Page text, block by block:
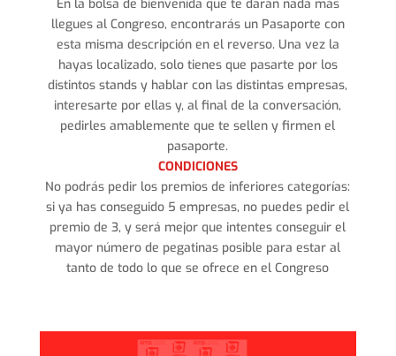
En la bolsa de bienvenida que te darán nada más
llegues al Congreso, encontrarás un Pasaporte con
esta misma descripción en el reverso. Una vez la
hayas localizado, solo tienes que pasarte por los
distintos stands y hablar con las distintas empresas,
interesarte por ellas y, al final de la conversación,
pedirles amablemente que te sellen y firmen el
pasaporte.
CONDICIONES
No podrás pedir los premios de inferiores categorías:
si ya has conseguido 5 empresas, no puedes pedir el
premio de 3, y será mejor que intentes conseguir el
mayor número de pegatinas posible para estar al
tanto de todo lo que se ofrece en el Congreso